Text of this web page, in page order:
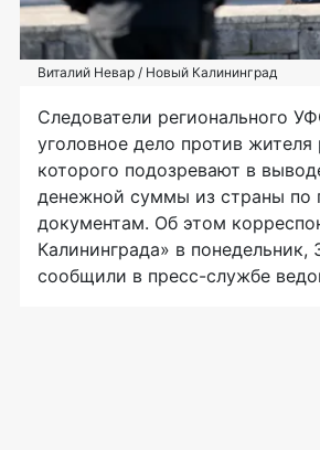
Виталий Невар / Новый Калининград
Следователи регионального
уголовное дело против жителя
которого подозревают в
денежной суммы из страны по
документам. Об этом
Калининграда» в понедельник,
сообщили в пресс-службе